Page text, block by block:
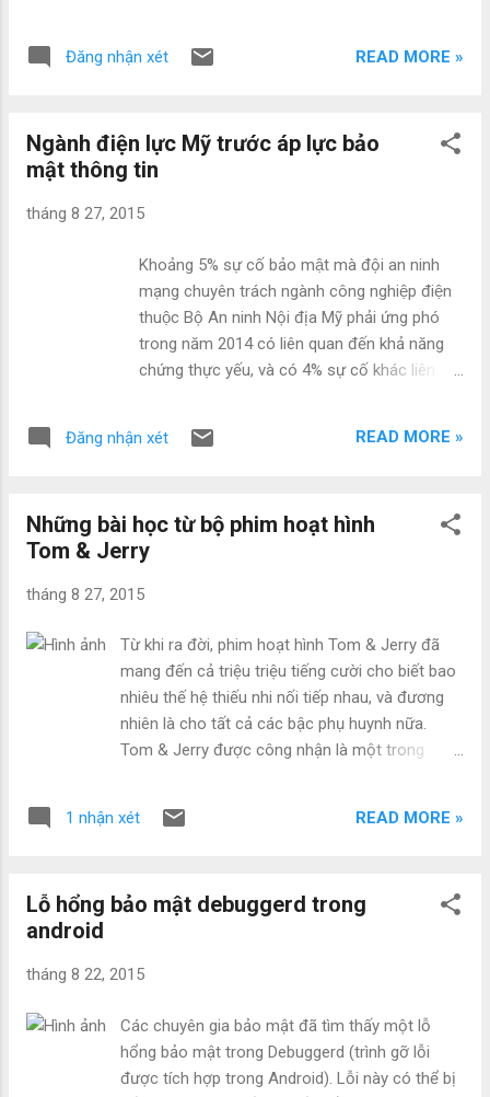
Đăng nhận xét READ MORE »
Ngành điện lực Mỹ trước áp lực bảo
mật thông tin
tháng 8 27, 2015
Khoảng 5% sự cố bảo mật mà đội an ninh
mạng chuyên trách ngành công nghiệp điện
thuộc Bộ An ninh Nội địa Mỹ phải ứng phó
trong năm 2014 có liên quan đến khả năng
chứng thực yếu, và có 4% sự cố khác liên
nhất vừa được Viện Tiêu chuẩn và Công
mới, do một trung tâm an ninh mạng thuộc
NIST là NCCoE công bố hôm 25/8 cho thấy
các công ty năng lượng giảm bớt rủi ro bảo
đơn vị này cách thức kiểm soát việc tiếp cận
các cơ sở và thiết bị từ một bộ điều khiển
duy nhất. “Ngành điện đang nâng cấp cơ sở
hạ tầng lỗi thời và già cỗi hơn nhằm tận dụng
các công nghệ đang xuất hiện, nhưng điều
các công nghệ, thiết bị và hệ thống liên quan
Đăng nhận xét READ MORE »
Những bài học từ bộ phim hoạt hình
Tom & Jerry
tháng 8 27, 2015
Từ khi ra đời, phim hoạt hình Tom & Jerry đã
mang đến cả triệu triệu tiếng cười cho biết bao
nhiêu thế hệ thiếu nhi nối tiếp nhau, và đương
nhiên là cho tất cả các bậc phụ huynh nữa.
Tom & Jerry được công nhận là một trong
2000, Tạp chí TIME công bố Tom & Jerry là một
vậy, bộ phim không chỉ đơn thuần là gây cười,
series phim dài 163 tập thì 123 tập Jerry thắng
và chỉ có 8 tập Tom thắng (còn lại là cả 2 đều
thắng hoặc thua nhân vật khác). Vậy tại sao
một con mèo to xác lại luôn thua con chuột bé
nhỏ như vậy? Đây cũng chính là những bài học
1 nhận xét READ MORE »
Lỗ hổng bảo mật debuggerd trong
android
tháng 8 22, 2015
Các chuyên gia bảo mật đã tìm thấy một lỗ
hổng bảo mật trong Debuggerd (trình gỡ lỗi
được tích hợp trong Android). Lỗi này có thể bị